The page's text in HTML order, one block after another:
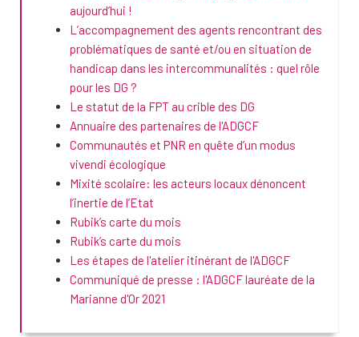
aujourd’hui !
L’accompagnement des agents rencontrant des
problématiques de santé et/ou en situation de
handicap dans les intercommunalités : quel rôle
pour les DG ?
Le statut de la FPT au crible des DG
Annuaire des partenaires de l'ADGCF
Communautés et PNR en quête d’un modus
vivendi écologique
Mixité scolaire: les acteurs locaux dénoncent
l’inertie de l’Etat
Rubik’s carte du mois
Rubik’s carte du mois
Les étapes de l'atelier itinérant de l'ADGCF
Communiqué de presse : l'ADGCF lauréate de la
Marianne d'Or 2021